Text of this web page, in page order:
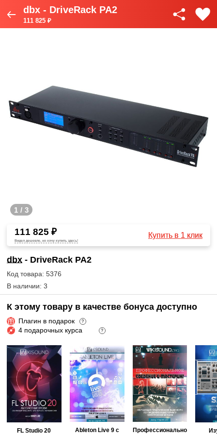
dbx - DriveRack PA2
111 825 ₽
1 / 3
111 825 ₽
Видел дешевле, но хочу купить здесь!
Купить в 1 клик
dbx - DriveRack PA2
Код товара: 5376
В наличии: 3
К этому товару в качестве бонуса доступно
Плагин в подарок ?
4 подарочных курса ?
FL Studio 20
Ableton Live 9 с
Профессионально